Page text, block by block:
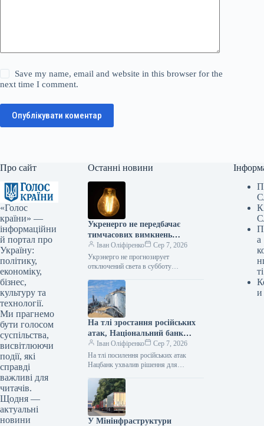
Save my name, email and website in this browser for the
next time I comment.
Опублікувати коментар
Про сайт
«Голос
країни» —
інформаційни
й портал про
Україну:
політику,
економіку,
бізнес,
культуру та
технології.
Ми прагнемо
бути голосом
суспільства,
висвітлюючи
події, які
справді
важливі для
читачів.
Щодня —
актуальні
новини
Останні новини
Укренерго не передбачає
тимчасових вимкнень
електроенергії в суботу
Іван Оліфіренко
Сер 7, 2026
Укрэнерго не прогнозирует
отключений света в субботу
Украине в субботу, 8 августа,
ограничений потребления
электроэнергии не…
На тлі зростання російських
атак, Національний банк
України прийняв важливі
рішення для підтримки
українських аграріїв.
Іван Оліфіренко
Сер 7, 2026
На тлі посилення російських атак
Нацбанк ухвалив рішення для
Укрінформ У модифікаціях до Правил
роботи банків…
У Мінінфраструктури
а
ті
и